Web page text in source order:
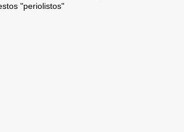
"periolistos"